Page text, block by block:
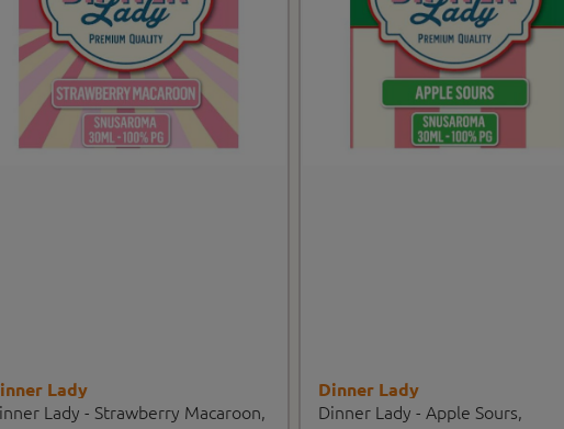
Lady
Lady - Strawberry Macaroon,
Dinner Lady
Dinner Lady - Apple Sours,